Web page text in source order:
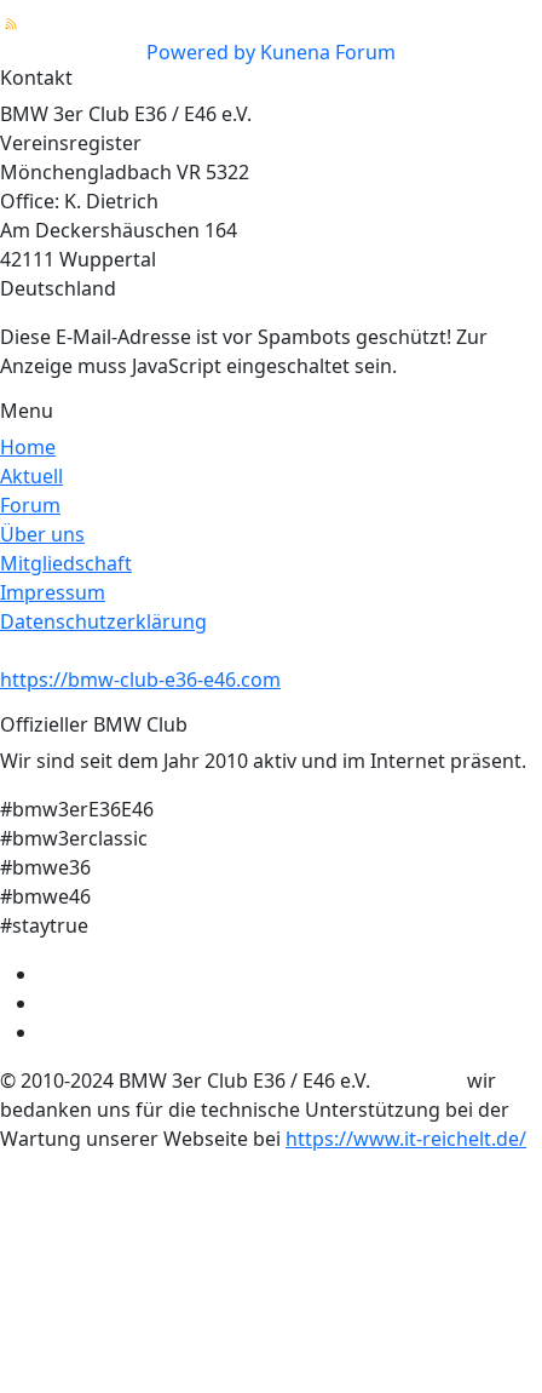
Powered by Kunena Forum
Kontakt
BMW 3er Club E36 / E46 e.V.
Vereinsregister
Mönchengladbach VR 5322
Office: K. Dietrich
Am Deckershäuschen 164
42111 Wuppertal
Deutschland
Diese E-Mail-Adresse ist vor Spambots geschützt! Zur
Anzeige muss JavaScript eingeschaltet sein.
Menu
Home
Aktuell
Forum
Über uns
Mitgliedschaft
Impressum
Datenschutzerklärung
https://bmw-club-e36-e46.com
Offizieller BMW Club
Wir sind seit dem Jahr 2010 aktiv und im Internet präsent.
#bmw3erE36E46
#bmw3erclassic
#bmwe36
#bmwe46
#staytrue
© 2010-2024 BMW 3er Club E36 / E46 e.V. wir
bedanken uns für die technische Unterstützung bei der
Wartung unserer Webseite bei https://www.it-reichelt.de/